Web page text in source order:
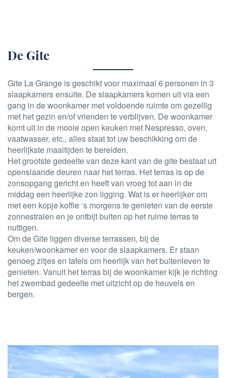
De Gite
Gite La Grange is geschikt voor maximaal 6 personen in 3
slaapkamers ensuite. De slaapkamers komen uit via een
gang in de woonkamer met voldoende ruimte om gezellig
met het gezin en/of vrienden te verblijven. De woonkamer
komt uit in de mooie open keuken met Nespresso, oven,
vaatwasser, etc., alles staat tot uw beschikking om de
heerlijkste maaltijden te bereiden.
Het grootste gedeelte van deze kant van de gite bestaat uit
openslaande deuren naar het terras. Het terras is op de
zonsopgang gericht en heeft van vroeg tot aan in de
middag een heerlijke zon ligging. Wat is er heerlijker om
met een kopje koffie ‘s morgens te genieten van de eerste
zonnestralen en je ontbijt buiten op het ruime terras te
nuttigen.
Om de Gite liggen diverse terrassen, bij de
keuken/woonkamer en voor de slaapkamers. Er staan
genoeg zitjes en tafels om heerlijk van het buitenleven te
genieten. Vanuit het terras bij de woonkamer kijk je richting
het zwembad gedeelte met uitzicht op de heuvels en
bergen.